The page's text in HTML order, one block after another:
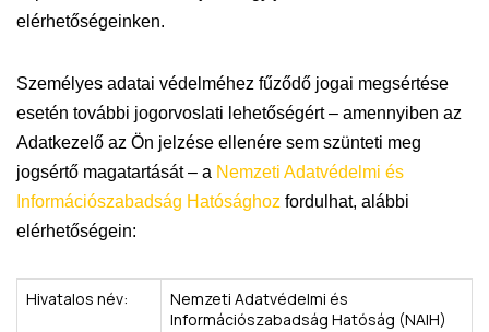
elérhetőségeinken.
Személyes adatai védelméhez fűződő jogai megsértése
esetén további jogorvoslati lehetőségért – amennyiben az
Adatkezelő az Ön jelzése ellenére sem szünteti meg
jogsértő magatartását – a Nemzeti Adatvédelmi és
Információszabadság Hatósághoz fordulhat, alábbi
elérhetőségein:
Hivatalos név:
Nemzeti Adatvédelmi és
Információszabadság Hatóság (NAIH)